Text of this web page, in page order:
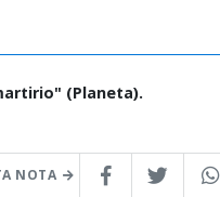
(Planeta).
NOTA